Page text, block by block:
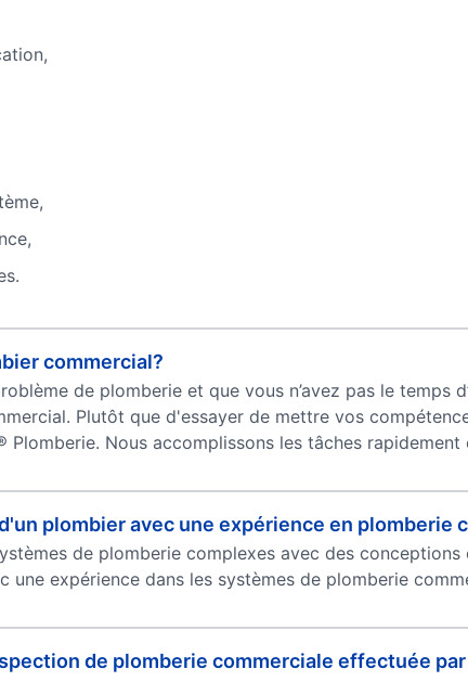
commercial?
de plomberie et que vous n’avez pas le temps
Plutôt que d'essayer de mettre vos
Plomberie. Nous accomplissons les tâches
plombier avec une expérience en plomberie
de plomberie complexes avec des
une expérience dans les systèmes de plomberie
de plomberie commerciale effectuée